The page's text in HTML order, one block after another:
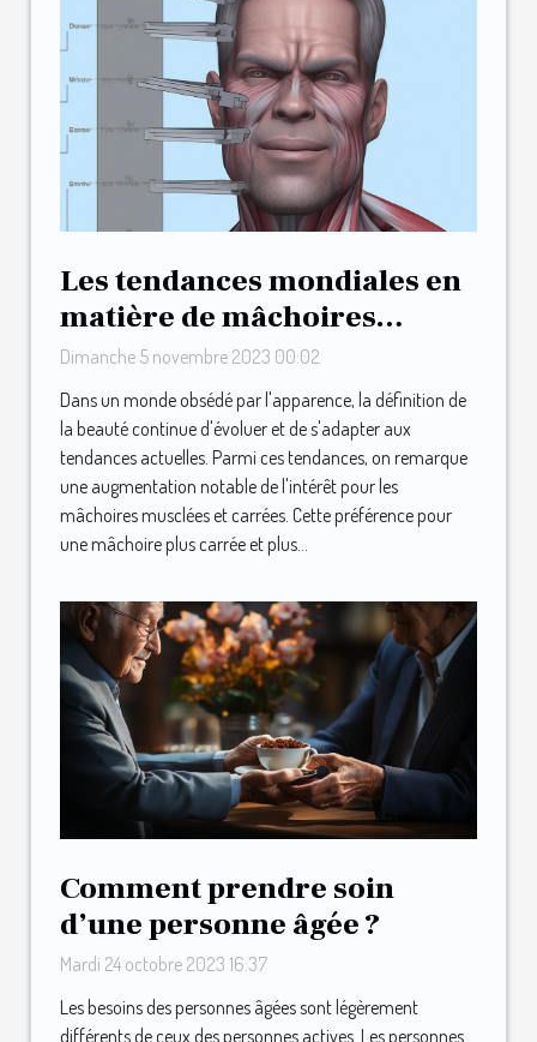
Les tendances mondiales en
matière de mâchoires
musclées et carrées
Dimanche 5 novembre 2023 00:02
Dans un monde obsédé par l'apparence, la définition de
la beauté continue d'évoluer et de s'adapter aux
tendances actuelles. Parmi ces tendances, on remarque
une augmentation notable de l'intérêt pour les
mâchoires musclées et carrées. Cette préférence pour
une mâchoire plus carrée et plus...
Comment prendre soin
d’une personne âgée ?
Mardi 24 octobre 2023 16:37
Les besoins des personnes âgées sont légèrement
différents de ceux des personnes actives. Les personnes